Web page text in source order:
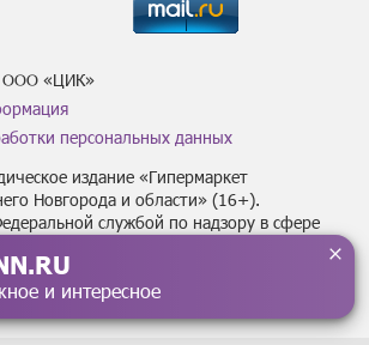
и интересное
ООО «ЦИК»
персональных данных
издание «Гипермаркет
Новгорода и области» (16+).
службой по надзору в сфере
технологий
(Роскомнадзор) за регистрационным
от 07 февраля 2011 г.